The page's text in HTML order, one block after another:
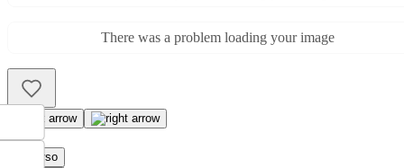
There was a problem loading your image